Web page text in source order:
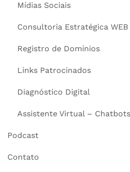
Mídias Sociais
Consultoria Estratégica WEB
Registro de Domínios
Links Patrocinados
Diagnóstico Digital
Assistente Virtual – Chatbots
Podcast
Contato